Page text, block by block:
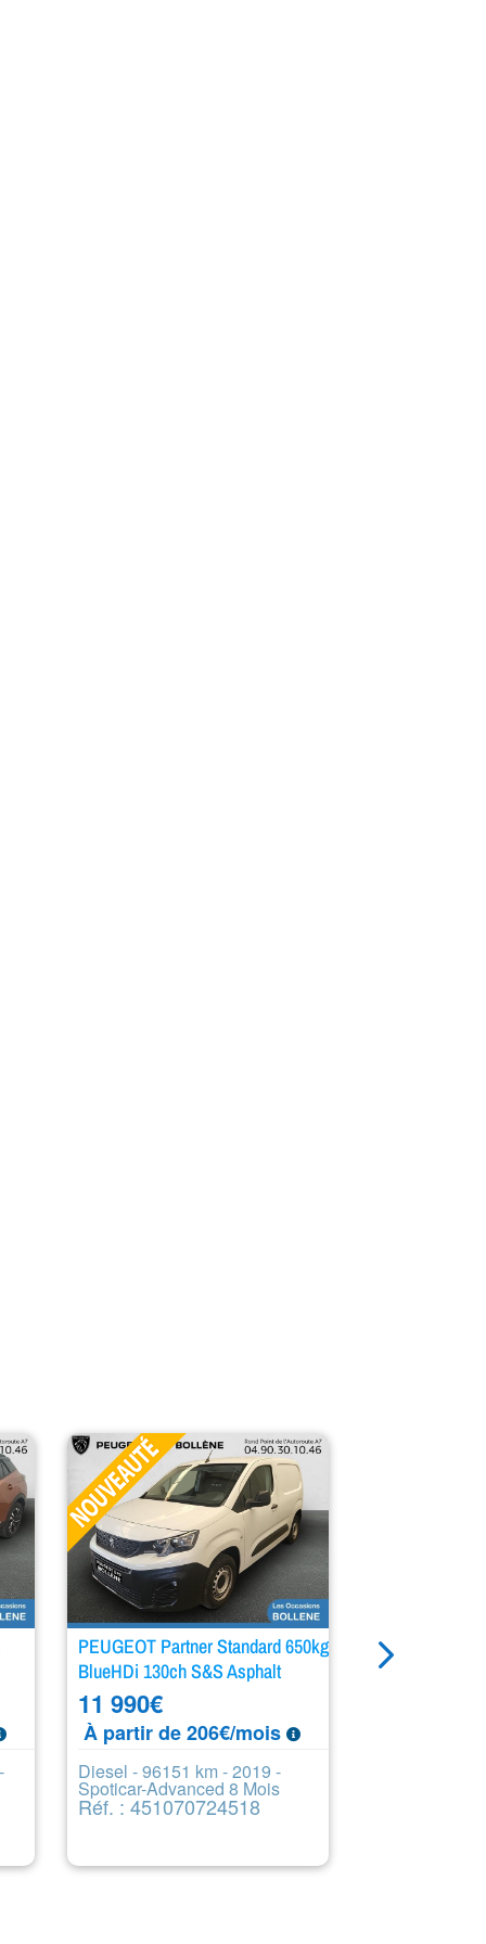
PEUGEOT Partner Standard 650kg
BlueHDi 130ch S&S Asphalt
11 990€
À partir de 206€/mois
Diesel - 96151 km - 2019 -
Spoticar-Advanced 8 Mois
Réf. : 451070724518
PEUGEOT
Active 5p